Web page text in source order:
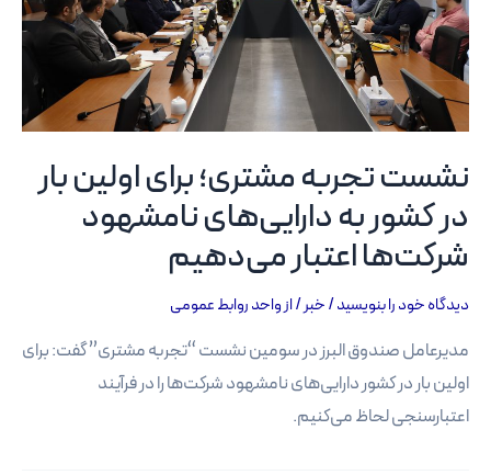
خود
را
ارائه
کردند
نشست تجربه مشتری؛ برای اولین بار
در کشور به دارایی‌های نامشهود
شرکت‌ها اعتبار می‌دهیم
دیدگاه‌ خود را بنویسید/خبر/ ازواحد روابط عمومی
مدیرعامل صندوق البرز در سومین نشست “تجربه مشتری” گفت: برای
اولین بار در کشور دارایی‌های نامشهود شرکت‌ها را در فرآیند
اعتبارسنجی لحاظ می‌کنیم.